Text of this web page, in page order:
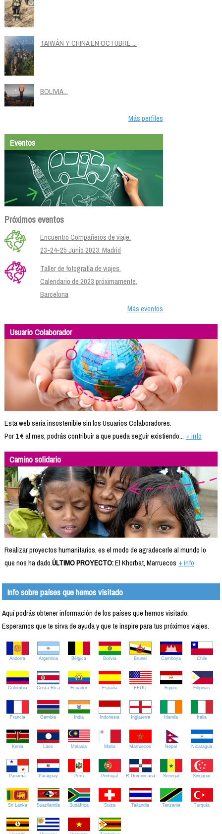
TAIWÁN Y CHINA EN OCTUBRE ...
BOLIVIA...
Más perfiles
Eventos
Próximos eventos
Encuentro Compañeros de viaje.
23-24-25 Junio 2023. Madrid
Taller de fotografía de viajes.
Calendario de 2023 próximamente.
Barcelona
Más eventos
Usuario Colaborador
Esta web sería insostenible sin los Usuarios Colaboradores.
Por 1 € al mes, podrás contribuir a que pueda seguir existiendo... + info
Camino solidario
Realizar proyectos humanitarios, es el modo de agradecerle al mundo lo
que nos ha dado.ÚLTIMO PROYECTO:El Khorbat, Marruecos + info
Info sobre países que hemos visitado
Aquí podrás obtener información de los países que hemos visitado.
Esperamos que te sirva de ayuda y que te inspire para tus próximos viajes.
Andorra Argentina Bélgica Bolivia Brunei Camboya Chile
Colombia Costa Rica Ecuador España EEUU Egipto Filipinas
Francia Gambia India Indonesia Inglaterra Irlanda Italia
Kenia Laos Malasia Malta Marruecos Nepal Nicaragua
Panamá Paraguay Perú Portugal R.Dominicana Senegal Singapur
Sri Lanka Suazilandia Sudáfrica Suiza Tailandia Tanzania Turquía